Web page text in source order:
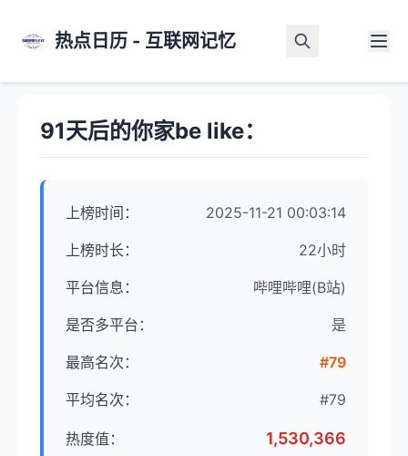
热点日历 - 互联网记忆
91天后的你家be like：
上榜时间： 2025-11-21 00:03:14
上榜时长： 22小时
平台信息： 哔哩哔哩(B站)
是否多平台： 是
最高名次： #79
平均名次： #79
热度值： 1,530,366